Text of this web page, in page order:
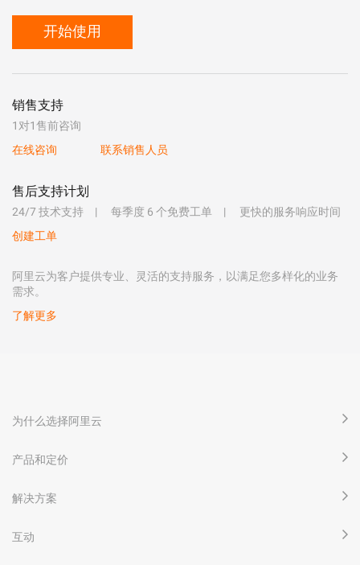
开始使用
销售支持
1对1售前咨询
在线咨询
联系销售人员
售后支持计划
24/7 技术支持 每季度 6 个免费工单
更快的服务响应时间
创建工单
阿里云为客户提供专业、灵活的支持服务，以满足您多样化的业务
需求。
了解更多
为什么选择阿里云
产品和定价
解决方案
互动